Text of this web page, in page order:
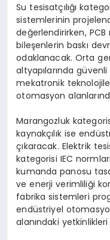
Su tesisatçılığı
sistemlerinin
değerlendirirken,
bileşenlerin baskı
odaklanacak. Orta
altyapılarında
mekatronik
otomasyon
Marangozluk
kaynakçılık ise
çıkaracak. Elektrik
kategorisi IEC
kumanda panosu
ve enerji verimliliği
fabrika sistemleri
endüstriyel
alanındaki